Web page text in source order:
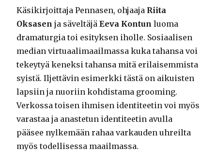
Käsikirjoittaja Pennasen, ohjaaja Riita
Oksasen ja säveltäjäEeva Kontun luoma
dramaturgia toi esityksen iholle. Sosiaalisen
median virtuaalimaailmassa kuka tahansa voi
tekeytyä keneksi tahansa mitä erilaisemmista
syistä. Iljettävin esimerkki tästä on aikuisten
lapsiin ja nuoriin kohdistama grooming.
Verkossa toisen ihmisen identiteetin voi myös
varastaa ja anastetun identiteetin avulla
pääsee nylkemään rahaa varkauden uhreilta
myös todellisessa maailmassa.